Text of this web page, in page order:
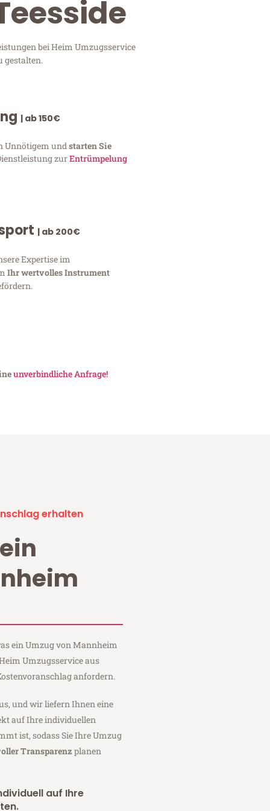
bei Heim Umzugsservice
gestalten.
| ab 150€
Unnötigem undstarten Sie
zurEntrümpelung
| ab 200€
Expertise im
Ihr wertvolles Instrument
unverbindliche Anfrage!
erhalten
ein Umzug von Mannheim
Umzugsservice aus
anfordern.
und wir liefern Ihnen eine
auf Ihre individuellen
ist, sodass Sie Ihre Umzug
Transparenz planen
auf Ihre